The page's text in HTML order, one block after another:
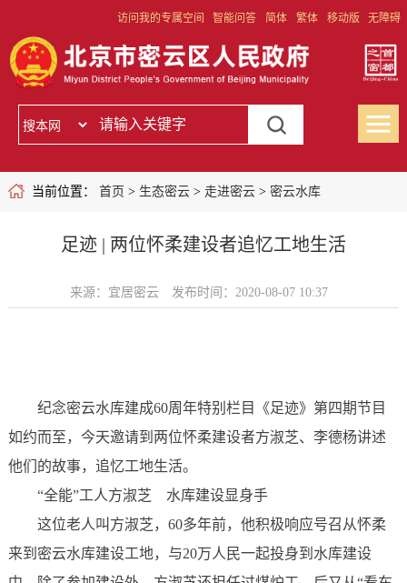
访问我的专属空间 智能问答 简体 繁体 移动版 无障碍
当前位置： 首页 > 生态密云> 走进密云> 密云水库
足迹 | 两位怀柔建设者追忆工地生活
来源：宜居密云 发布时间：2020-08-07 10:37
纪念密云水库建成60周年特别栏目《足迹》第四期节目
如约而至，今天邀请到两位怀柔建设者方淑芝、李德杨讲述
他们的故事，追忆工地生活。
“全能”工人方淑芝 水库建设显身手
这位老人叫方淑芝，60多年前，他积极响应号召从怀柔
来到密云水库建设工地，与20万人民一起投身到水库建设